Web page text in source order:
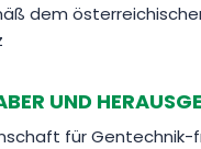
dem
UND
für Gentechnik-